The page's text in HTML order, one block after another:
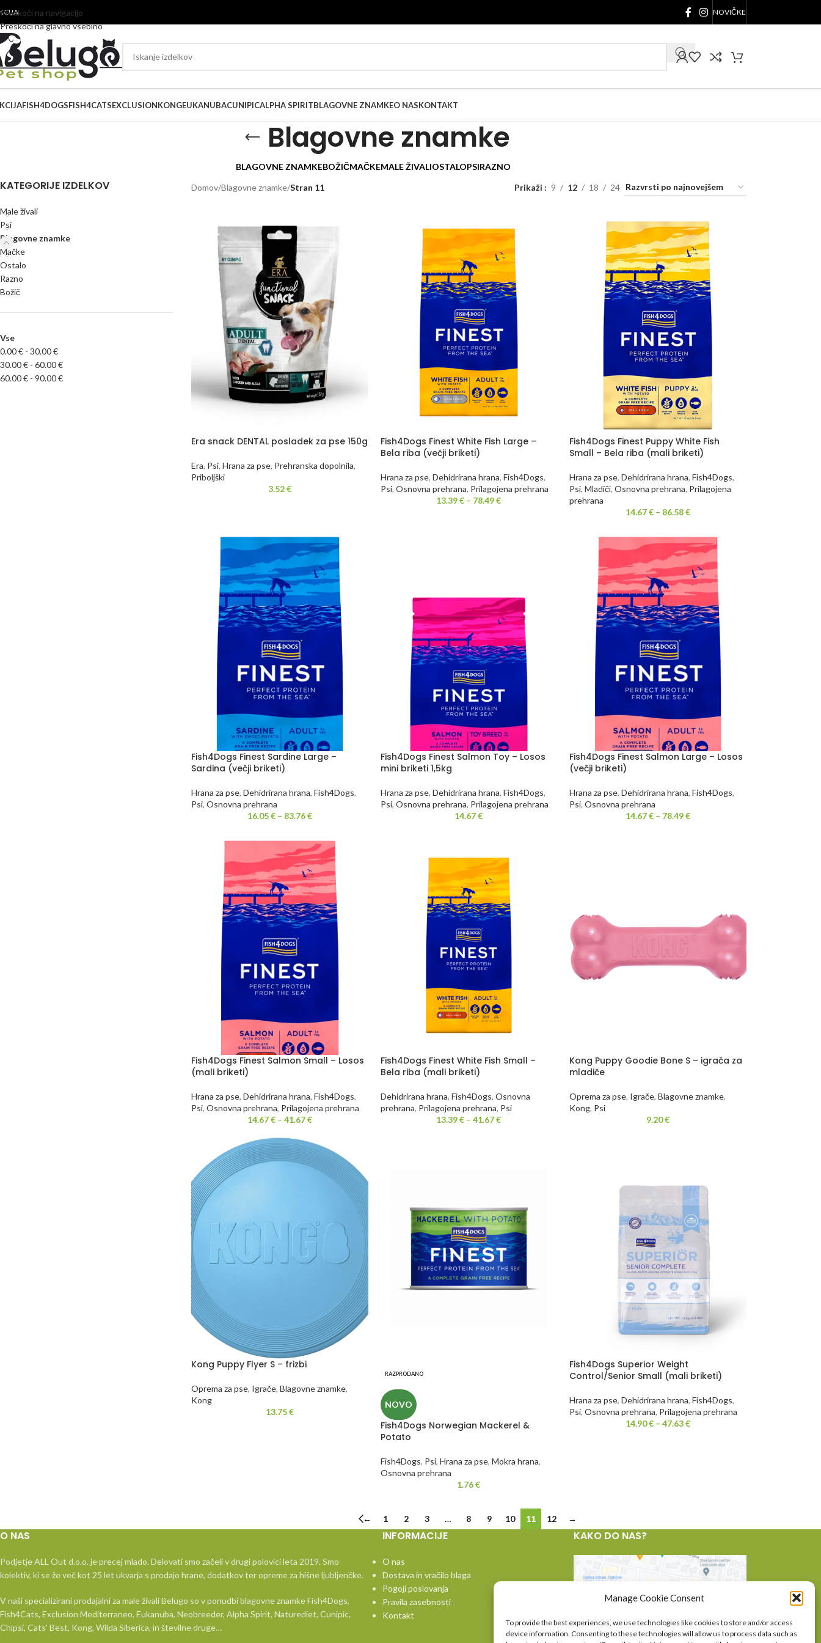
Manage Cookie Consent
To provide the best experiences, we use technologies like cookies to store and/or access
device information. Consenting to these technologies will allow us to process data such as
Preskoči na navigacijo
Preskoči na glavno vsebino
NOVIČKE
FISH4DOGSFISH4CATSEXCLUSIONKONGEUKANUBACUNIPICALPHA SPIRITBLAGOVNE ZNAMKEO NASKONTAKT
Blagovne znamke
BLAGOVNE ZNAMKEBOŽIČMAČKEMALE ŽIVALIOSTALOPSIRAZNO
KATEGORIJE IZDELKOV
Male živali
Psi
Blagovne znamke
Mačke
Ostalo
Razno
Božič
Vse
0.00€ - 30.00€
30.00€ - 60.00€
60.00€ - 90.00€
Domov/Blagovne znamke/Stran 11 Prikaži 9 12 18 24
Era snack DENTAL posladek za pse 150g
Era, Psi, Hrana za pse, Prehranska dopolnila,
Priboljški
3.52€
Fish4Dogs Finest White Fish Large –
Bela riba (večji briketi)
Hrana za pse, Dehidrirana hrana, Fish4Dogs,
Psi, Osnovna prehrana, Prilagojena prehrana
13.39€ – 78.49€
Fish4Dogs Finest Puppy White Fish
Small – Bela riba (mali briketi)
Hrana za pse, Dehidrirana hrana, Fish4Dogs,
Psi, Mladiči, Osnovna prehrana, Prilagojena
prehrana
14.67€ – 86.58€
Fish4Dogs Finest Sardine Large –
Sardina (večji briketi)
Hrana za pse, Dehidrirana hrana, Fish4Dogs,
Psi, Osnovna prehrana
16.05€ – 83.76€
Fish4Dogs Finest Salmon Toy – Losos
mini briketi 1,5kg
Hrana za pse, Dehidrirana hrana, Fish4Dogs,
Psi, Osnovna prehrana, Prilagojena prehrana
14.67€
Fish4Dogs Finest Salmon Large – Losos
(večji briketi)
Hrana za pse, Dehidrirana hrana, Fish4Dogs,
Psi, Osnovna prehrana
14.67€ – 78.49€
Fish4Dogs Finest Salmon Small – Losos
(mali briketi)
Hrana za pse, Dehidrirana hrana, Fish4Dogs,
Psi, Osnovna prehrana, Prilagojena prehrana
14.67€ – 41.67€
Fish4Dogs Finest White Fish Small –
Bela riba (mali briketi)
Dehidrirana hrana, Fish4Dogs, Osnovna
prehrana, Prilagojena prehrana, Psi
13.39€ – 41.67€
Kong Puppy Goodie Bone S – igrača za
mladiče
Oprema za pse, Igrače, Blagovne znamke,
Kong, Psi
9.20€
Kong Puppy Flyer S – frizbi
Oprema za pse, Igrače, Blagovne znamke,
Kong
13.75€
RAZPRODANO
NOVO
Fish4Dogs Norwegian Mackerel &
Potato
Fish4Dogs, Psi, Hrana za pse, Mokra hrana,
Osnovna prehrana
1.76€
Fish4Dogs Superior Weight
Control/Senior Small (mali briketi)
Hrana za pse, Dehidrirana hrana, Fish4Dogs,
Psi, Osnovna prehrana, Prilagojena prehrana
14.90€ – 47.63€
← 1 2 3 … 8 9 10 11 12 →
O NAS
Podjetje ALL Out d.o.o. je precej mlado. Delovati smo začeli v drugi polovici leta 2019. Smo
kolektiv, ki se že več kot 25 let ukvarja s prodajo hrane, dodatkov ter opreme za hišne ljubljenčke.
V naši specializirani prodajalni za male živali Belugo so v ponudbi blagovne znamke Fish4Dogs,
Fish4Cats, Exclusion Mediterraneo, Eukanuba, Neobreeder, Alpha Spirit, Naturediet, Cunipic,
Chipsi, Cats’ Best, Kong, Wilda Siberica, in številne druge…
INFORMACIJE
O nas
Dostava in vračilo blaga
Pogoji poslovanja
Pravila zasebnosti
Kontakt
KAKO DO NAS?